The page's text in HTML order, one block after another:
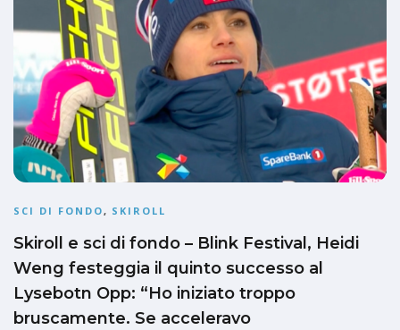
SCI DI FONDO, SKIROLL
Skiroll e sci di fondo – Blink Festival, Heidi
Weng festeggia il quinto successo al
Lysebotn Opp: “Ho iniziato troppo
bruscamente. Se acceleravo